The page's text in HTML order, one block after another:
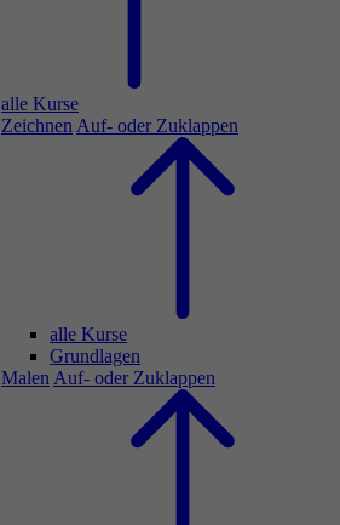
alle Kurse
Zeichnen Auf- oder Zuklappen
alle Kurse
Grundlagen
Malen Auf- oder Zuklappen